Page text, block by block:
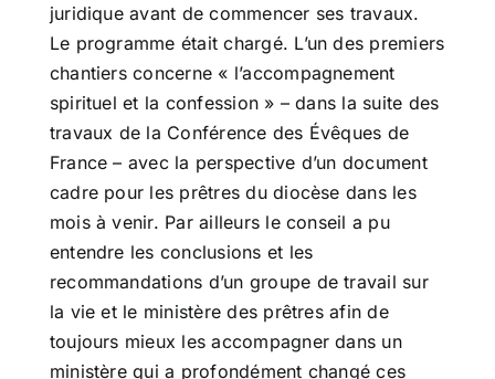
juridique avant de commencer ses travaux.
Le programme était chargé. L’un des premiers
chantiers concerne « l’accompagnement
spirituel et la confession » – dans la suite des
travaux de la Conférence des Évêques de
France – avec la perspective d’un document
cadre pour les prêtres du diocèse dans les
mois à venir. Par ailleurs le conseil a pu
entendre les conclusions et les
recommandations d’un groupe de travail sur
la vie et le ministère des prêtres afin de
toujours mieux les accompagner dans un
ministère qui a profondément changé ces